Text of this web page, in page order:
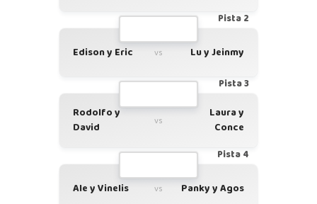
Pista 2
Edison y Eric vs Lu y Jeinmy
Pista 3
Rodolfo y
David
vs
Laura y
Conce
Pista 4
Ale y Vinelis vs Panky y Agos